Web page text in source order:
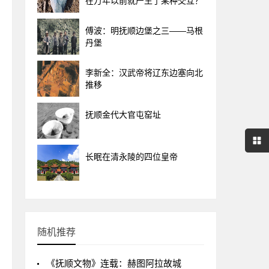
傅波：明抚顺边堡之三——马根
丹堡
李新全：汉武帝将辽东边塞向北
推移
抚顺金代大官屯窑址
长眠在清永陵的四位皇帝
随机推荐
《抚顺文物》连载：赫图阿拉故城